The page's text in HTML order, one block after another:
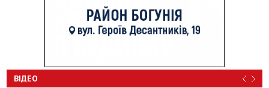
ВІДЕО